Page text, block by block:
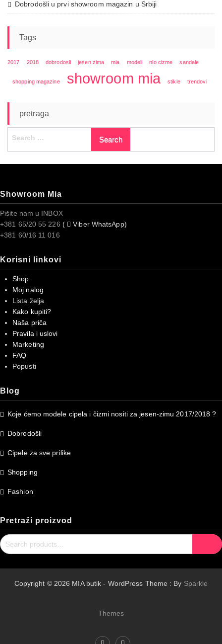
Dobrodošli u prvi showroom magazin u Srbiji
Tags
2017 2018 dobrodosli jesen zima mia modeli nlo cizme sandale
shopping magazine showroom mia stikle trendovi
pretraga
Showroom Mia
Pišite nam u INBOX
+381 65/20 55 226 (
Viber WhatsApp)
+381 60/16 11 016
Korisni linkovi
Shop
Moj nalog
Lista želja
Kako kupiti?
Naša priča
Pravila i uslovi
Marketing
FAQ
Popusti
Blog
Koje ćemo modele cipela i čizmi nositi za jesen-zimu 2017/2018 ?
Dobrodošli
Cipele za sve prilike
Shopping
Fashion
Pretraži proizvod
Search
for:
Copyright © 2026 MIA butik - WordPress Theme : By Sparkle
Themes